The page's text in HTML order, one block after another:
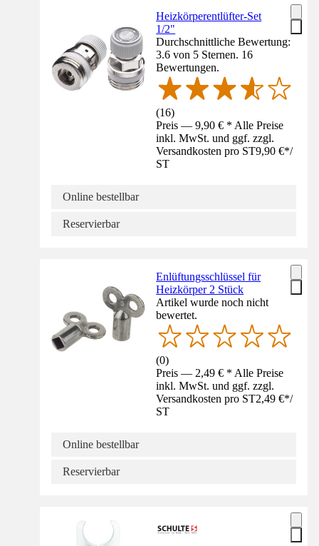
Heizkörperentlüfter-Set
1/2"
Durchschnittliche Bewertung:
3.6 von 5 Sternen. 16
Bewertungen.
(16)
Preis — 9,90 € * Alle Preise
inkl. MwSt. und ggf. zzgl.
Versandkosten pro ST9,90 €*/
ST
Online bestellbar
Reservierbar
Enlüftungsschlüssel für
Heizkörper 2 Stück
Artikel wurde noch nicht
bewertet.
(0)
Preis — 2,49 € * Alle Preise
inkl. MwSt. und ggf. zzgl.
Versandkosten pro ST2,49 €*/
ST
Online bestellbar
Reservierbar